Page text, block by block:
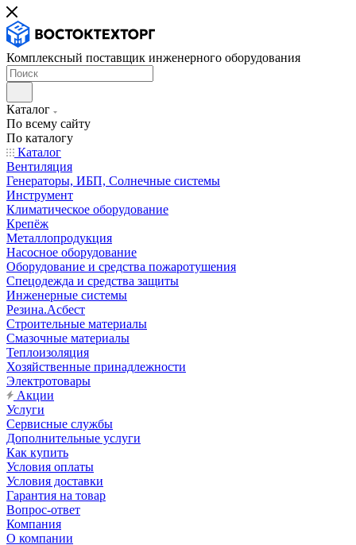
Комплексный поставщик инженерного оборудования
Каталог
По всему сайту
По каталогу
Каталог
Вентиляция
Генераторы, ИБП, Солнечные системы
Инструмент
Климатическое оборудование
Крепёж
Металлопродукция
Насосное оборудование
Оборудование и средства пожаротушения
Спецодежда и средства защиты
Инженерные системы
Резина.Асбест
Строительные материалы
Смазочные материалы
Теплоизоляция
Хозяйственные принадлежности
Электротовары
Акции
Услуги
Сервисные службы
Дополнительные услуги
Как купить
Условия оплаты
Условия доставки
Гарантия на товар
Вопрос-ответ
Компания
О компании